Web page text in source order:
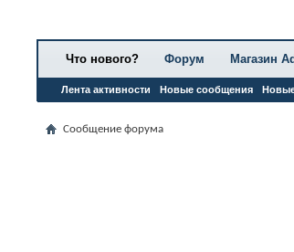
Что нового?
Лента активности Новые сообщения
Форум Магазин
Сообщение форума